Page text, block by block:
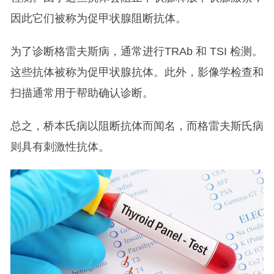
因此它们被称为促甲状腺阻断抗体。
为了诊断格雷夫斯病，通常进行TRAb 和 TSI 检测。
这些抗体被称为促甲状腺抗体。此外，影像学检查和
扫描通常用于帮助确认诊断。
总之，桥本氏病以阻断抗体而闻名，而格雷夫斯氏病
则具有刺激性抗体。